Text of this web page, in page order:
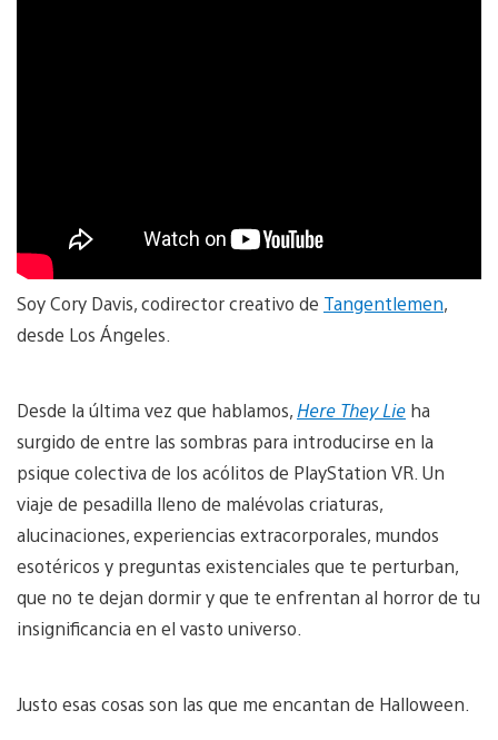
Soy Cory Davis, codirector creativo de Tangentlemen,
desde Los Ángeles.
Desde la última vez que hablamos, Here They Lie ha
surgido de entre las sombras para introducirse en la
psique colectiva de los acólitos de PlayStation VR. Un
viaje de pesadilla lleno de malévolas criaturas,
alucinaciones, experiencias extracorporales, mundos
esotéricos y preguntas existenciales que te perturban,
que no te dejan dormir y que te enfrentan al horror de tu
insignificancia en el vasto universo.
Justo esas cosas son las que me encantan de Halloween.